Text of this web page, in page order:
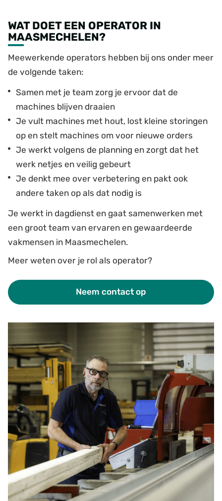
WAT DOET EEN OPERATOR IN
MAASMECHELEN?
Meewerkende operators hebben bij ons onder meer
de volgende taken:
Samen met je team zorg je ervoor dat de
machines blijven draaien
Je vult machines met hout, lost kleine storingen
op en stelt machines om voor nieuwe orders
Je werkt volgens de planning en zorgt dat het
werk netjes en veilig gebeurt
Je denkt mee over verbetering en pakt ook
andere taken op als dat nodig is
Je werkt in dagdienst en gaat samenwerken met
een groot team van ervaren en gewaardeerde
vakmensen in Maasmechelen.
Meer weten over je rol als operator?
Neem contact op